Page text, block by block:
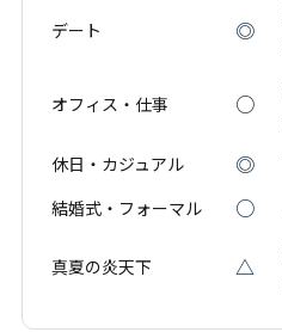
デート ◎
オフィス・仕事 ○
休日・カジュアル
◎
結婚式・フォーマル
○
真夏の炎天下 △